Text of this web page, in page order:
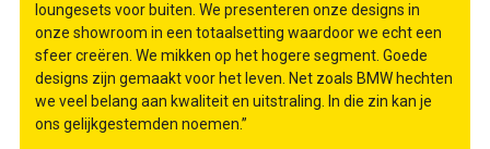
loungesets voor buiten. We presenteren onze designs in
onze showroom in een totaalsetting waardoor we echt een
sfeer creëren. We mikken op het hogere segment. Goede
designs zijn gemaakt voor het leven. Net zoals BMW hechten
we veel belang aan kwaliteit en uitstraling. In die zin kan je
ons gelijkgestemden noemen.”